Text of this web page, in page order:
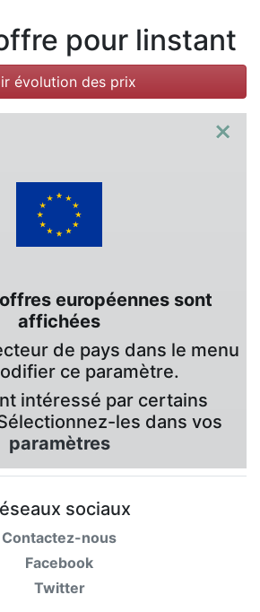
pour linstant
évolution des prix
×
européennes sont
affichées
de pays dans le menu
ce paramètre.
intéressé par certains
les dans vos
paramètres
sociaux
Contactez-nous
Facebook
Twitter